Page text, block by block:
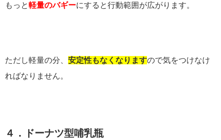
もっと軽量のバギーにすると行動範囲が広がります。
ただし軽量の分、 安定性もなくなりますので気をつけなけ
ればなりません。
４．ドーナツ型哺乳瓶